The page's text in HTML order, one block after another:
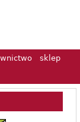
sklep